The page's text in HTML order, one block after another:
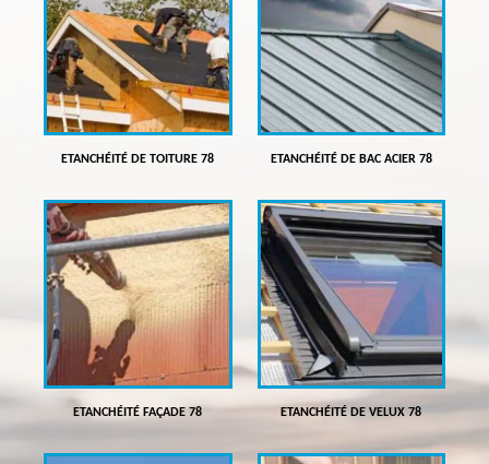
ETANCHÉITÉ DE TOITURE 78 ETANCHÉITÉ DE BAC ACIER 78
ETANCHÉITÉ FAÇADE 78 ETANCHÉITÉ DE VELUX 78